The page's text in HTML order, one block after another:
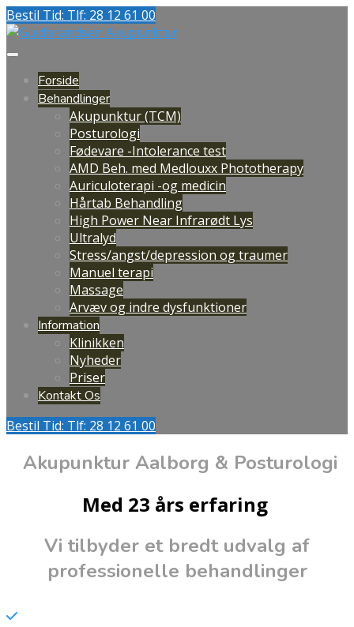
Bestil Tid: Tlf: 28 12 61 00
Forside
Behandlinger
Akupunktur (TCM)
Posturologi
Fødevare -Intolerance test
AMD Beh. med Medlouxx Phototherapy
Auriculoterapi -og medicin
Hårtab Behandling
High Power Near Infrarødt Lys
Ultralyd
Stress/angst/depression og traumer
Manuel terapi
Massage
Arvæv og indre dysfunktioner
Information
Klinikken
Nyheder
Priser
Kontakt Os
Bestil Tid: Tlf: 28 12 61 00
Akupunktur Aalborg & Posturologi
Med 23 års erfaring
Vi tilbyder et bredt udvalg af
professionelle behandlinger